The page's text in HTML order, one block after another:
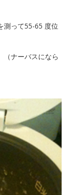
測って55-65 度位
（ナーバスになら